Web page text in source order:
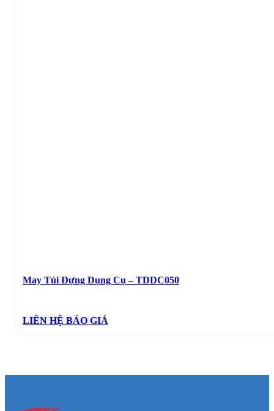
May Túi Đựng Dụng Cụ – TDDC050
LIÊN HỆ BÁO GIÁ